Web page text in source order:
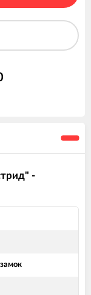
-